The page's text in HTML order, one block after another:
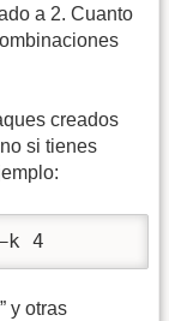
a 2. Cuanto
creados
si tienes
4
y otras